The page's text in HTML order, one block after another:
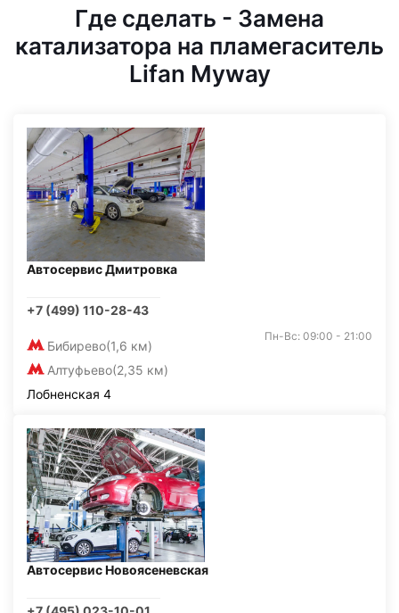
Где сделать - Замена
катализатора на пламегаситель
Lifan Myway
Автосервис Дмитровка
+7 (499) 110-28-43
Бибирево(1,6 км)
Алтуфьево(2,35 км)
Пн-Вс: 09:00 - 21:00
Лобненская 4
Автосервис Новоясеневская